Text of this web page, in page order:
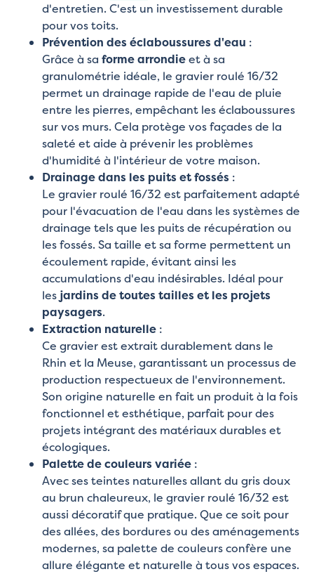
d'entretien. C'est un investissement durable
pour vos toits.
Prévention des éclaboussures d'eau :
Grâce à sa forme arrondieet à sa
granulométrie idéale, le gravier roulé 16/32
permet un drainage rapide de l'eau de pluie
entre les pierres, empêchant les éclaboussures
sur vos murs. Cela protège vos façades de la
saleté et aide à prévenir les problèmes
d'humidité à l'intérieur de votre maison.
Drainage dans les puits et fossés :
Le gravier roulé 16/32 est parfaitement adapté
pour l'évacuation de l'eau dans les systèmes de
drainage tels que les puits de récupération ou
les fossés. Sa taille et sa forme permettent un
écoulement rapide, évitant ainsi les
accumulations d'eau indésirables. Idéal pour
les jardins de toutes tailles et les projets
paysagers.
Extraction naturelle :
Ce gravier est extrait durablement dans le
Rhin et la Meuse, garantissant un processus de
production respectueux de l'environnement.
Son origine naturelle en fait un produit à la fois
fonctionnel et esthétique, parfait pour des
projets intégrant des matériaux durables et
écologiques.
Palette de couleurs variée :
Avec ses teintes naturelles allant du gris doux
au brun chaleureux, le gravier roulé 16/32 est
aussi décoratif que pratique. Que ce soit pour
des allées, des bordures ou des aménagements
modernes, sa palette de couleurs confère une
allure élégante et naturelle à tous vos espaces.